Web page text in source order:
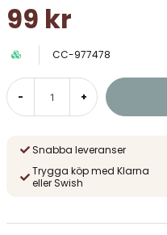
99 kr
CC-977478
- +
Snabba leveranser
Trygga köp med Klarna
eller Swish